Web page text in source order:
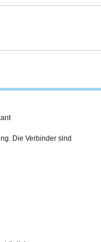
Die Verbinder sind